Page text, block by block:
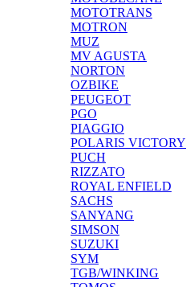
MOTOTRANS
MOTRON
MUZ
MV AGUSTA
NORTON
OZBIKE
PEUGEOT
PGO
PIAGGIO
POLARIS VICTORY
PUCH
RIZZATO
ROYAL ENFIELD
SACHS
SANYANG
SIMSON
SUZUKI
SYM
TGB/WINKING